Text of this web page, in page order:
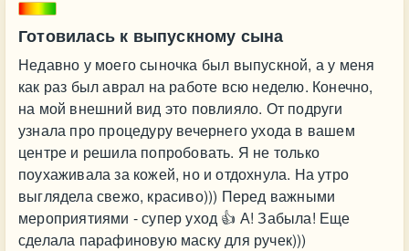
Готовилась к выпускному сына
Недавно у моего сыночка был выпускной, а у меня
как раз был аврал на работе всю неделю. Конечно,
на мой внешний вид это повлияло. От подруги
узнала про процедуру вечернего ухода в вашем
центре и решила попробовать. Я не только
поухаживала за кожей, но и отдохнула. На утро
выглядела свежо, красиво))) Перед важными
мероприятиями - супер уход 👍 А! Забыла! Еще
сделала парафиновую маску для ручек)))